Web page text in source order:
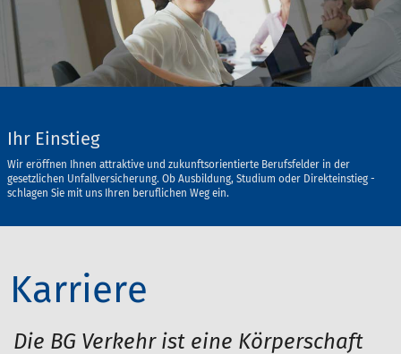
Ihr Einstieg
Wir eröffnen Ihnen attraktive und zukunftsorientierte Berufsfelder in der
gesetzlichen Unfallversicherung. Ob Ausbildung, Studium oder Direkteinstieg -
schlagen Sie mit uns Ihren beruflichen Weg ein.
Karriere
Die BG Verkehr ist eine Körperschaft